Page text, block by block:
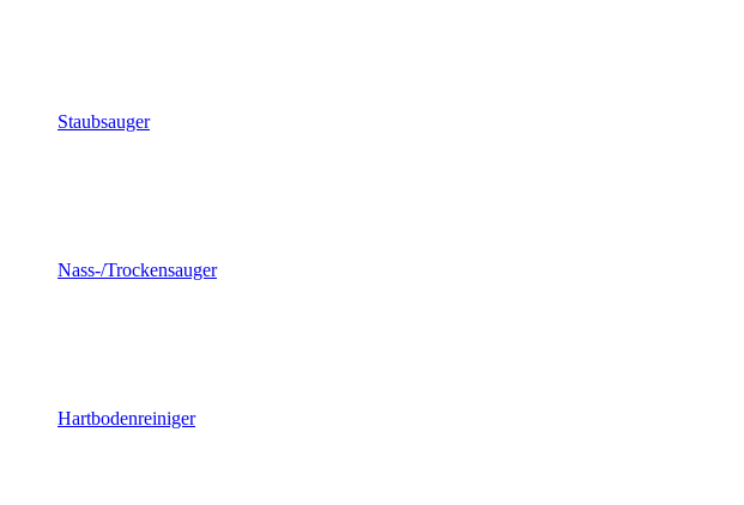
Staubsauger
Nass-/Trockensauger
Hartbodenreiniger